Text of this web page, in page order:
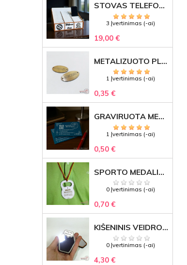
STOVAS TELEFONAMS KLASEI (27 VIETOS) – GRAVIRUOJAMAS ORGANIZATORIUS
3 Įvertinimas (-ai)
19,00 €
METALIZUOTO PLASTIKO ETIKETĖS SU GRAVIRUOTU TEKSTU -LOGOTIPU
1 Įvertinimas (-ai)
0,35 €
GRAVIRUOTA METALINĖ VIZITINĖ KORTELĖ SU LOGOTIPU – REPREZENTACINĖ VERSLO DOVANA
1 Įvertinimas (-ai)
0,50 €
SPORTO MEDALIS "STIPRUOLIS" SU GRAVIRUOTU TEKSTU
0 Įvertinimas (-ai)
0,70 €
KIŠENINIS VEIDRODĖLIS
0 Įvertinimas (-ai)
4,30 €